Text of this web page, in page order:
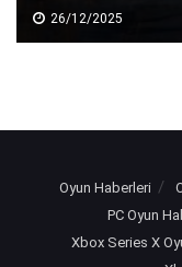
26/12/2025
Oyun Haberleri
PC Oyun
Xbox Series X